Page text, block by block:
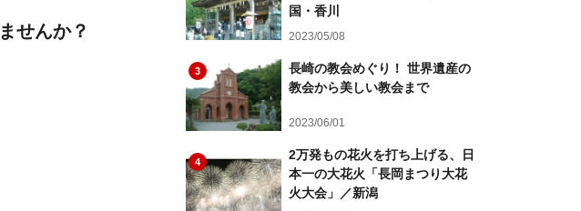
せんか？
国・香川
2023/05/08
3
長崎の教会めぐり！ 世界遺産の
教会から美しい教会まで
2023/06/01
4
2万発もの花火を打ち上げる、日
本一の大花火「長岡まつり大花
火大会」／新潟